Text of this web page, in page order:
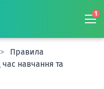
1
Правила
навчання та